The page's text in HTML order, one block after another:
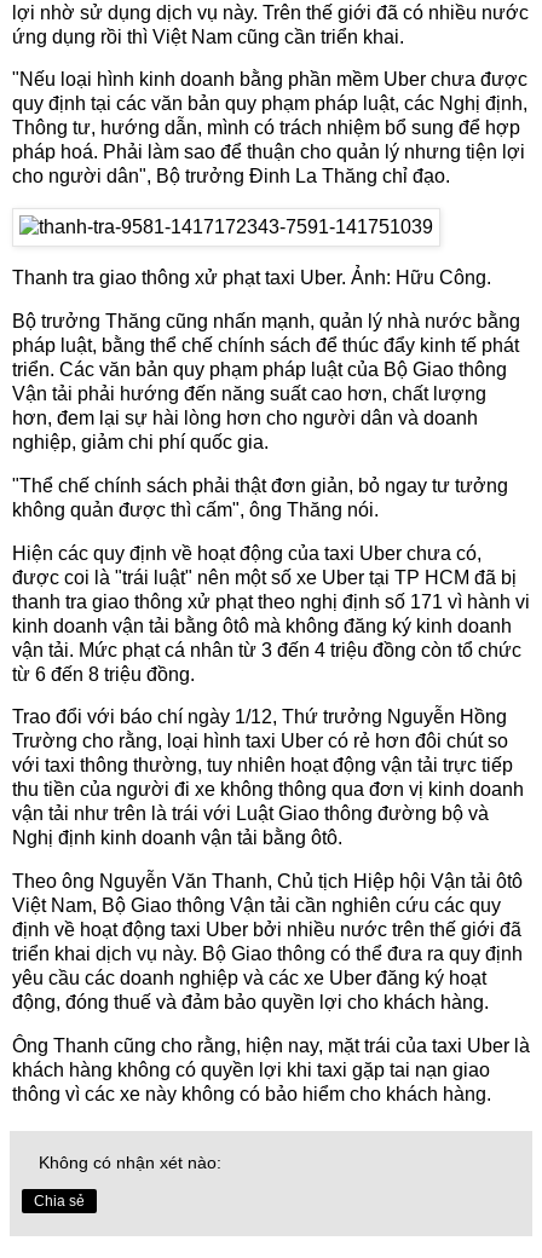
lợi nhờ sử dụng dịch vụ này. Trên thế giới đã có nhiều nước
ứng dụng rồi thì Việt Nam cũng cần triển khai.
"Nếu loại hình kinh doanh bằng phần mềm Uber chưa được
quy định tại các văn bản quy phạm pháp luật, các Nghị định,
Thông tư, hướng dẫn, mình có trách nhiệm bổ sung để hợp
pháp hoá. Phải làm sao để thuận cho quản lý nhưng tiện lợi
cho người dân", Bộ trưởng Đinh La Thăng chỉ đạo.
Thanh tra giao thông xử phạt taxi Uber. Ảnh: Hữu Công.
Bộ trưởng Thăng cũng nhấn mạnh, quản lý nhà nước bằng
pháp luật, bằng thể chế chính sách để thúc đẩy kinh tế phát
triển. Các văn bản quy phạm pháp luật của Bộ Giao thông
Vận tải phải hướng đến năng suất cao hơn, chất lượng
hơn, đem lại sự hài lòng hơn cho người dân và doanh
nghiệp, giảm chi phí quốc gia.
"Thể chế chính sách phải thật đơn giản, bỏ ngay tư tưởng
không quản được thì cấm", ông Thăng nói.
Hiện các quy định về hoạt động của taxi Uber chưa có,
được coi là "trái luật" nên một số xe Uber tại TP HCM đã bị
thanh tra giao thông xử phạt theo nghị định số 171 vì hành vi
kinh doanh vận tải bằng ôtô mà không đăng ký kinh doanh
vận tải. Mức phạt cá nhân từ 3 đến 4 triệu đồng còn tổ chức
từ 6 đến 8 triệu đồng.
Trao đổi với báo chí ngày 1/12, Thứ trưởng Nguyễn Hồng
Trường cho rằng, loại hình taxi Uber có rẻ hơn đôi chút so
với taxi thông thường, tuy nhiên hoạt động vận tải trực tiếp
thu tiền của người đi xe không thông qua đơn vị kinh doanh
vận tải như trên là trái với Luật Giao thông đường bộ và
Nghị định kinh doanh vận tải bằng ôtô.
Theo ông Nguyễn Văn Thanh, Chủ tịch Hiệp hội Vận tải ôtô
Việt Nam, Bộ Giao thông Vận tải cần nghiên cứu các quy
định về hoạt động taxi Uber bởi nhiều nước trên thế giới đã
triển khai dịch vụ này. Bộ Giao thông có thể đưa ra quy định
yêu cầu các doanh nghiệp và các xe Uber đăng ký hoạt
động, đóng thuế và đảm bảo quyền lợi cho khách hàng.
Ông Thanh cũng cho rằng, hiện nay, mặt trái của taxi Uber là
khách hàng không có quyền lợi khi taxi gặp tai nạn giao
thông vì các xe này không có bảo hiểm cho khách hàng.
Không có nhận xét nào:
Chia sẻ